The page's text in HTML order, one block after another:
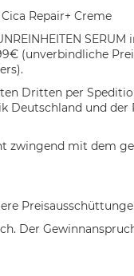
Repair+ Creme
(unverbindliche
Dritten per
Deutschland und der
zwingend mit dem
Der